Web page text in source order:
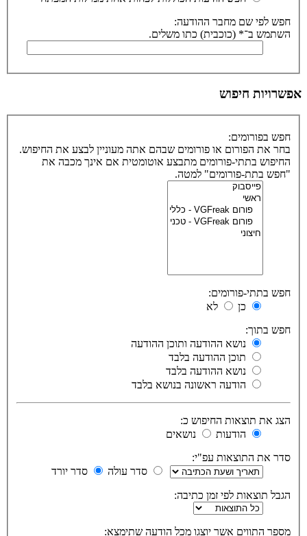
חפש לפי שם מחבר ההודעה:
השתמש ב־* (כוכבית) כתו משלים.
אפשרויות חיפוש
חפש בפורומים:
בחר את הפורום או פורומים שבהם אתה מעוניין לבצע את החיפוש.
החיפוש בתתי-פורומים מתבצע אוטומטית אם אינך מכבה את
"חפש בתת-פורומים" למטה.
חפש בתתי-פורומים:
כן
לא
חפש בתוך:
נושא ההודעה ותוכן ההודעה
תוכן ההודעה בלבד
נושא ההודעה בלבד
הודעה ראשונה בנושא בלבד
הצג את תוצאות החיפוש כ:
הודעות
נושאים
סדר את התוצאות עפ"י:
סדר עולה
סדר יורד
הגבל תוצאות לפי זמן כתיבה:
מספר התווים אשר יוצגו מכל הודעה שתימצא: